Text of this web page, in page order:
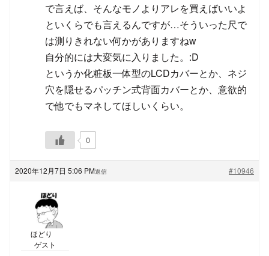
で言えば、そんなモノよりアレを買えばいいよ
といくらでも言えるんですが…そういった尺で
は測りきれない何かがありますねw
自分的には大変気に入りました。:D
というか化粧板一体型のLCDカバーとか、ネジ
穴を隠せるパッチン式背面カバーとか、意欲的
で他でもマネしてほしいくらい。
0
2020年12月7日 5:06 PM #10946
返信
ほどり
ゲスト